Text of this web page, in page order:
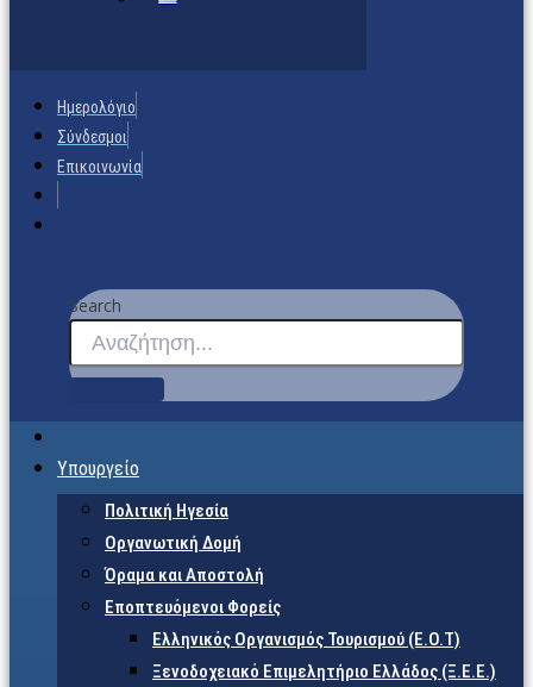
Ημερολόγιο
Σύνδεσμοι
Επικοινωνία
Search
Υπουργείο
Πολιτική Ηγεσία
Οργανωτική Δομή
Όραμα και Αποστολή
Εποπτευόμενοι Φορείς
Eλληνικός Οργανισμός Τουρισμού (Ε.Ο.Τ)
Ξενοδοχειακό Επιμελητήριο Ελλάδος (Ξ.Ε.Ε.)